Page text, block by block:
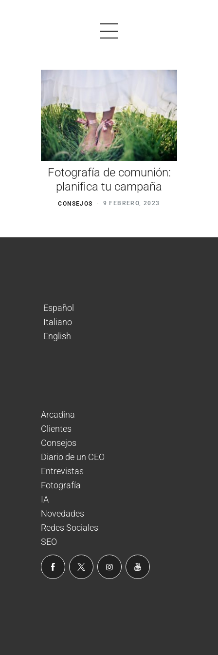
PRODUCTOS
EJEMPLOS
OPINIONES
PRECIOS
LOGIN
EMPEZAR AHORA
Fotografía de comunión:
planifica tu campaña
CONSEJOS 9 FEBRERO, 2023
Español
Italiano
English
Arcadina
Clientes
Consejos
Diario de un CEO
Entrevistas
Fotografía
IA
Novedades
Redes Sociales
SEO